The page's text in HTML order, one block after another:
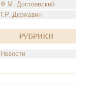
Ф.М. Достоевский
Г.Р. Державин
Рубрики
Новости